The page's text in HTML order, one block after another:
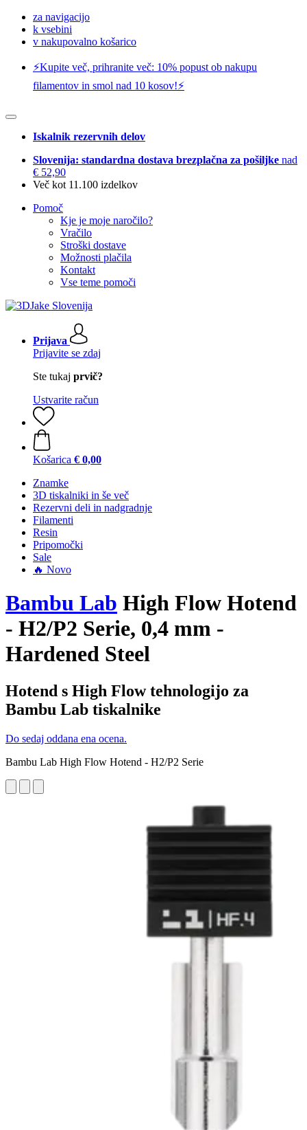
za navigacijo
k vsebini
v nakupovalno košarico
⚡️Kupite več, prihranite več: 10% popust ob nakupu
filamentov in smol nad 10 kosov!⚡️
Iskalnik rezervnih delov
Slovenija: standardna dostava brezplačna za pošiljke nad
€ 52,90
Več kot 11.100 izdelkov
Pomoč
Kje je moje naročilo?
Vračilo
Stroški dostave
Možnosti plačila
Kontakt
Vse teme pomoči
Prijava
Prijavite se zdaj
Ste tukaj prvič?
Ustvarite račun
Košarica € 0,00
Znamke
3D tiskalniki in še več
Rezervni deli in nadgradnje
Filamenti
Resin
Pripomočki
Sale
🔥 Novo
Bambu Lab High Flow Hotend
- H2/P2 Serie, 0,4 mm -
Hardened Steel
Hotend s High Flow tehnologijo za
Bambu Lab tiskalnike
Do sedaj oddana ena ocena.
Bambu Lab High Flow Hotend - H2/P2 Serie